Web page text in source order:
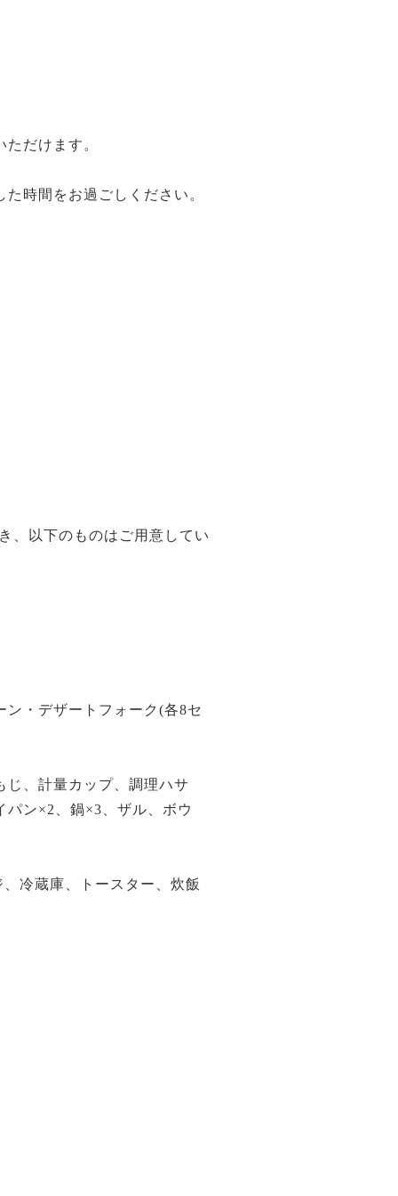
だけます。
時間をお過ごしください。
、以下のものはご用意してい
ン・デザートフォーク(各8セ
じ、計量カップ、調理ハサ
パン×2、鍋×3、ザル、ボウ
冷蔵庫、トースター、炊飯